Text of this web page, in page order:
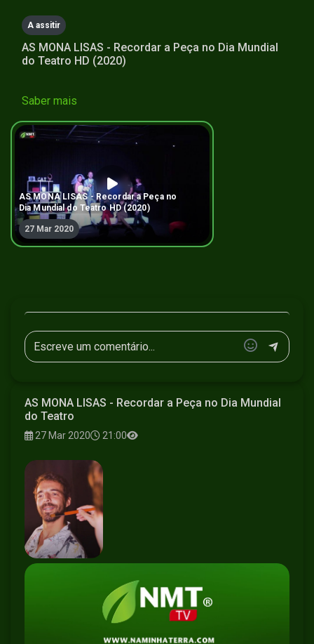
A assitir
AS MONA LISAS - Recordar a Peça no Dia Mundial
do Teatro HD (2020)
Saber mais
AS MONA LISAS - Recordar a Peça no
Dia Mundial do Teatro HD (2020)
27 Mar 2020
AS MONA LISAS - Recordar a Peça no Dia Mundial
do Teatro
27 Mar 2020 21:00